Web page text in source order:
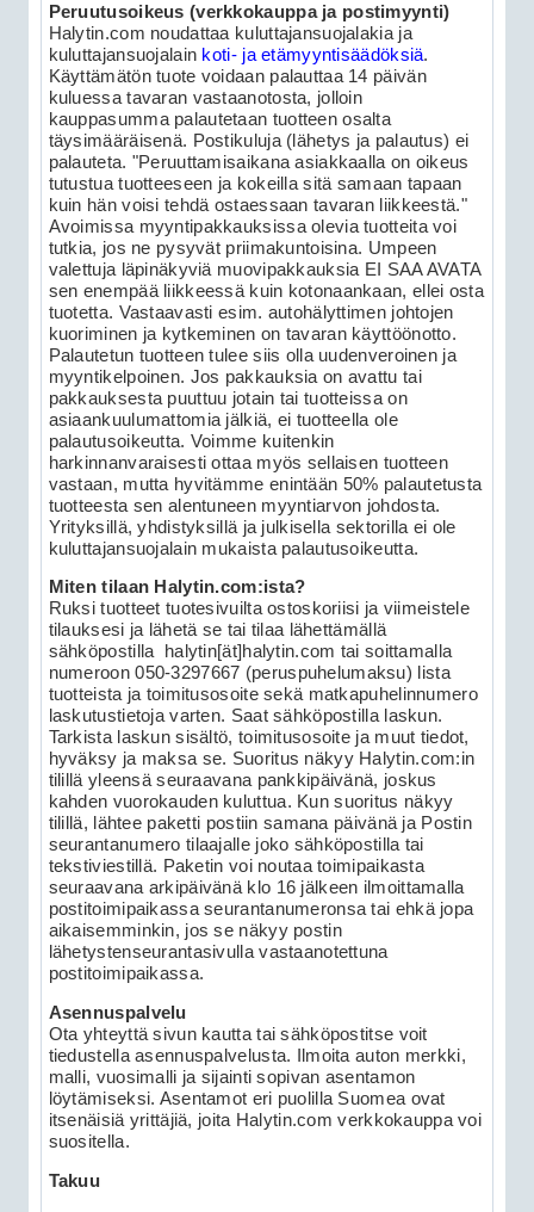
Peruutusoikeus (verkkokauppa ja postimyynti)
Halytin.com noudattaa kuluttajansuojalakia ja
kuluttajansuojalain koti- ja etämyyntisäädöksiä.
Käyttämätön tuote voidaan palauttaa 14 päivän
kuluessa tavaran vastaanotosta, jolloin
kauppasumma palautetaan tuotteen osalta
täysimääräisenä. Postikuluja (lähetys ja palautus) ei
palauteta. "Peruuttamisaikana asiakkaalla on oikeus
tutustua tuotteeseen ja kokeilla sitä samaan tapaan
kuin hän voisi tehdä ostaessaan tavaran liikkeestä."
Avoimissa myyntipakkauksissa olevia tuotteita voi
tutkia, jos ne pysyvät priimakuntoisina. Umpeen
valettuja läpinäkyviä muovipakkauksia EI SAA AVATA
sen enempää liikkeessä kuin kotonaankaan, ellei osta
tuotetta. Vastaavasti esim. autohälyttimen johtojen
kuoriminen ja kytkeminen on tavaran käyttöönotto.
Palautetun tuotteen tulee siis olla uudenveroinen ja
myyntikelpoinen. Jos pakkauksia on avattu tai
pakkauksesta puuttuu jotain tai tuotteissa on
asiaankuulumattomia jälkiä, ei tuotteella ole
palautusoikeutta. Voimme kuitenkin
harkinnanvaraisesti ottaa myös sellaisen tuotteen
vastaan, mutta hyvitämme enintään 50% palautetusta
tuotteesta sen alentuneen myyntiarvon johdosta.
Yrityksillä, yhdistyksillä ja julkisella sektorilla ei ole
kuluttajansuojalain mukaista palautusoikeutta.
Miten tilaan Halytin.com:ista?
Ruksi tuotteet tuotesivuilta ostoskoriisi ja viimeistele
tilauksesi ja lähetä se tai tilaa lähettämällä
sähköpostilla halytin[ät]halytin.com tai soittamalla
numeroon 050-3297667 (peruspuhelumaksu) lista
tuotteista ja toimitusosoite sekä matkapuhelinnumero
laskutustietoja varten. Saat sähköpostilla laskun.
Tarkista laskun sisältö, toimitusosoite ja muut tiedot,
hyväksy ja maksa se. Suoritus näkyy Halytin.com:in
tilillä yleensä seuraavana pankkipäivänä, joskus
kahden vuorokauden kuluttua. Kun suoritus näkyy
tilillä, lähtee paketti postiin samana päivänä ja Postin
seurantanumero tilaajalle joko sähköpostilla tai
tekstiviestillä. Paketin voi noutaa toimipaikasta
seuraavana arkipäivänä klo 16 jälkeen ilmoittamalla
postitoimipaikassa seurantanumeronsa tai ehkä jopa
aikaisemminkin, jos se näkyy postin
lähetystenseurantasivulla vastaanotettuna
postitoimipaikassa.
Ota yhteyttä sivun kautta tai sähköpostitse voit
tiedustella asennuspalvelusta. Ilmoita auton merkki,
malli, vuosimalli ja sijainti sopivan asentamon
löytämiseksi. Asentamot eri puolilla Suomea ovat
itsenäisiä yrittäjiä, joita Halytin.com verkkokauppa voi
suositella.
Takuu